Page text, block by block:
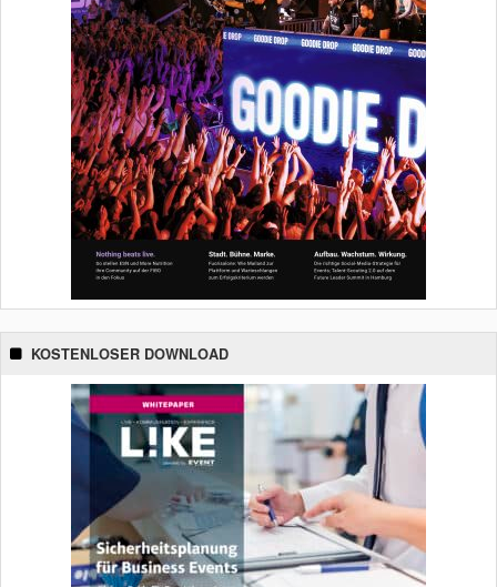
KOSTENLOSER DOWNLOAD